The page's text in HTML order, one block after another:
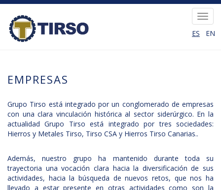
Skip
main
content
ES EN
EMPRESAS
Grupo Tirso está integrado por un conglomerado de empresas
con una clara vinculación histórica al sector siderúrgico. En la
actualidad Grupo Tirso está integrado por tres sociedades:
Hierros y Metales Tirso, Tirso CSA y Hierros Tirso Canarias..
Además, nuestro grupo ha mantenido durante toda su
trayectoria una vocación clara hacia la diversificación de sus
actividades, hacia la búsqueda de nuevos retos, que nos ha
llevado a estar presente en otras actividades como son la